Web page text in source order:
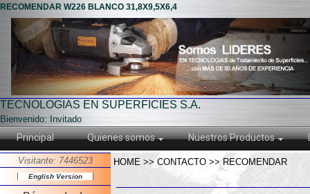
RECOMENDAR W226 BLANCO 31,8X9,5X6,4
TECNOLOGIAS EN SUPERFICIES S.A.
Bienvenido: Invitado
Principal Quienes somos Nuestros Productos
Visitante: 7446523
English Version
HOME >> CONTACTO >> RECOMENDAR